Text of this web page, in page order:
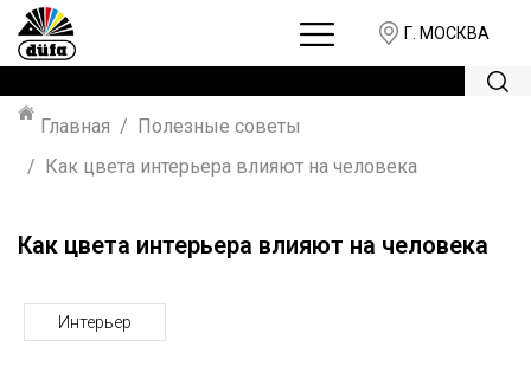
Г. МОСКВА
Главная
Полезные советы
Как цвета интерьера влияют на человека
Как цвета интерьера влияют на человека
Интерьер